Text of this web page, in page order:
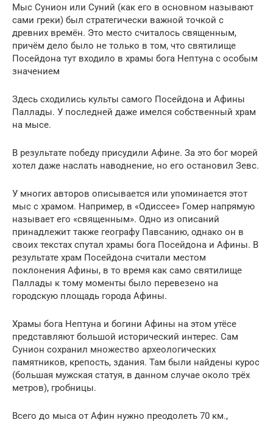
Мыс Сунион или Суний (как его в основном называют
сами греки) был стратегически важной точкой с
древних времён. Это место считалось священным,
причём дело было не только в том, что святилище
Посейдона тут входило в храмы бога Нептуна с особым
значением
Здесь сходились культы самого Посейдона и Афины
Паллады. У последней даже имелся собственный храм
на мысе.
В результате победу присудили Афине. За это бог морей
хотел даже наслать наводнение, но его остановил Зевс.
У многих авторов описывается или упоминается этот
мыс с храмом. Например, в «Одиссее» Гомер напрямую
называет его «священным». Одно из описаний
принадлежит также географу Павсанию, однако он в
своих текстах спутал храмы бога Посейдона и Афины. В
результате храм Посейдона считали местом
поклонения Афины, в то время как само святилище
Паллады к тому моменты было перевезено на
городскую площадь города Афины.
Храмы бога Нептуна и богини Афины на этом утёсе
представляют большой исторический интерес. Сам
Сунион сохранил множество археологических
памятников, крепость, здания. Там были найдены курос
(большая мужская статуя, в данном случае около трёх
метров), гробницы.
Всего до мыса от Афин нужно преодолеть 70 км.,